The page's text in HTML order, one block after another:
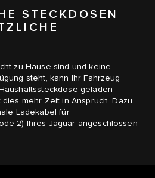
STECKDOSEN
zu Hause sind und keine
steht, kann Ihr Fahrzeug
geladen
mehr Zeit in Anspruch. Dazu
Ladekabel für
2) Ihres Jaguar angeschlossen